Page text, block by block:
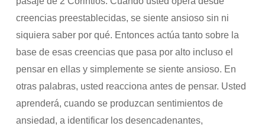
creencias preestablecidas, se siente ansioso sin ni
siquiera saber por qué. Entonces actúa tanto sobre la
base de esas creencias que pasa por alto incluso el
pensar en ellas y simplemente se siente ansioso. En
otras palabras, usted reacciona antes de pensar. Usted
aprenderá, cuando se produzcan sentimientos de
ansiedad, a identificar los desencadenantes,